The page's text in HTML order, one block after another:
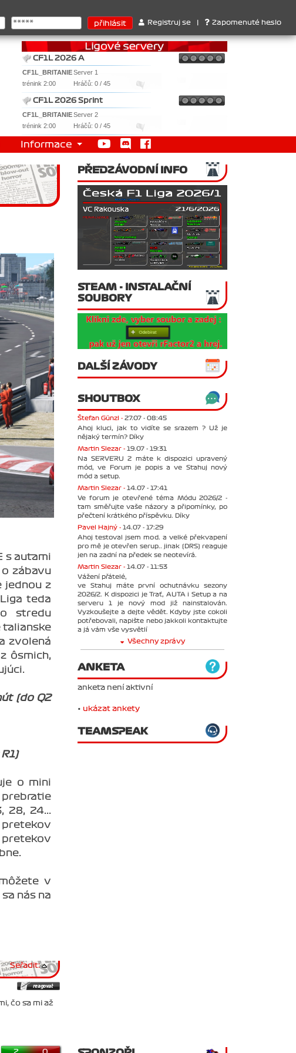
: 1. Ferrari . 2. Williams , 3. RedBull ..... SprintCup - 1. Jan
Registruj se Zapomenuté heslo
CF1L 2026 A
CF1L_BRITANIEServer 1
trénink 2:00
Hráčů: 0 / 45
CF1L 2026 Sprint
CF1L_BRITANIEServer 2
trénink 2:00
Hráčů: 0 / 45
Informace
s autami
zábavu
jednou z
teda
stredu
talianske
zvolená
ôsmich,
(do Q2
o mini
prebratie
28, 24...
pretekov
pretekov
v
nás na
Seřadit:
čo sa mi až
PŘEDZÁVODNÍ INFO
STEAM - INSTALAČNÍ
SOUBORY
DALŠÍ ZÁVODY
SHOUTBOX
Štefan Günzl - 27.07 - 08:45
Ahoj kluci, jak to vidíte se srazem ? Už je
nějaký termín? Díky
Martin Slezar - 19.07 - 19:31
Na SERVERU 2 máte k dispozici upravený
mód, ve Forum je popis a ve Stahuj nový
mód a setup.
Martin Slezar - 14.07 - 17:41
Ve forum je otevřené téma Módu 2026/2 -
tam směřujte vaše názory a připomínky, po
přečtení krátkého příspěvku. Díky
Pavel Hajný - 14.07 - 17:29
Ahoj testoval jsem mod. a velké překvapení
pro mě je otevřen serup.. jinak (DRS) reaguje
jen na zadní na předek se neotevírá.
Martin Slezar - 14.07 - 11:53
Vážení přátelé,
ve Stahuj máte první ochutnávku sezony
2026/2. K dispozici je Trať, AUTA i Setup a na
serveru 1 je nový mod již nainstalován.
Vyzkoušejte a dejte vědět. Kdyby jste cokoli
potřebovali, napište nebo jakkoli kontaktujte
a já vám vše vysvětlí
Všechny zprávy
ANKETA
anketa není aktivní
• ukázat ankety
TEAMSPEAK